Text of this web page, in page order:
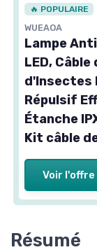
🔥 POPULAIRE
WUEAOA
Lampe
LED, Câble
d'Insectes
Répulsif
Étanche
Kit câble
Voir l'offre
Résumé